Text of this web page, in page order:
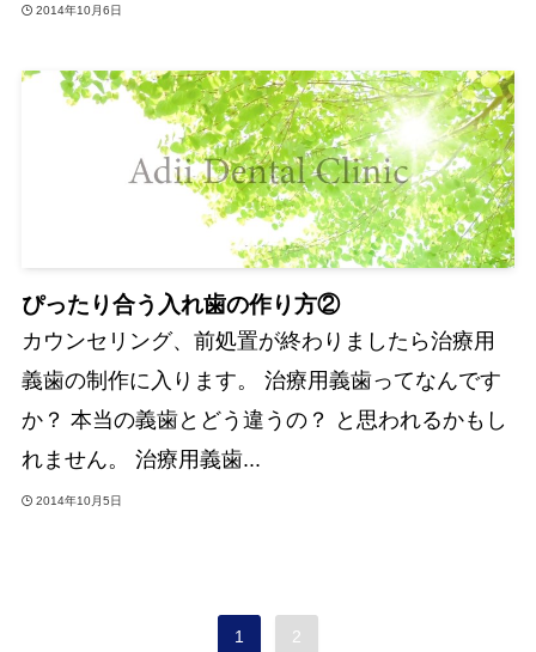
2014年10月6日
ぴったり合う入れ歯の作り方②
カウンセリング、前処置が終わりましたら治療用
義歯の制作に入ります。 治療用義歯ってなんです
か？ 本当の義歯とどう違うの？ と思われるかもし
れません。 治療用義歯...
2014年10月5日
1 2